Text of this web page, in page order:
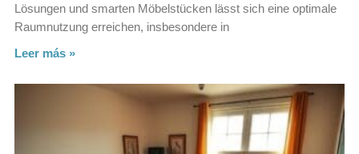
Lösungen und smarten Möbelstücken lässt sich eine optimale
Raumnutzung erreichen, insbesondere in
Leer más »